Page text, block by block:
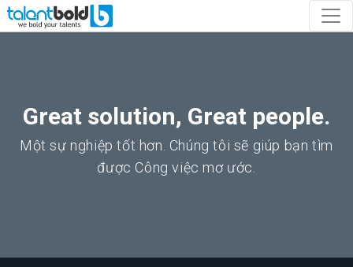
Great solution, Great people.
Một sự nghiệp tốt hơn. Chúng tôi sẽ giúp bạn tìm
được Công việc mơ ước.